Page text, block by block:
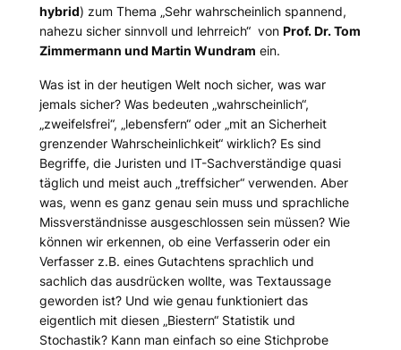
hybrid) zum Thema „Sehr wahrscheinlich spannend,
nahezu sicher sinnvoll und lehrreich“ von Prof. Dr. Tom
Zimmermann und Martin Wundram ein.
Was ist in der heutigen Welt noch sicher, was war
jemals sicher? Was bedeuten „wahrscheinlich“,
„zweifelsfrei“, „lebensfern“ oder „mit an Sicherheit
grenzender Wahrscheinlichkeit“ wirklich? Es sind
Begriffe, die Juristen und IT-Sachverständige quasi
täglich und meist auch „treffsicher“ verwenden. Aber
was, wenn es ganz genau sein muss und sprachliche
Missverständnisse ausgeschlossen sein müssen? Wie
können wir erkennen, ob eine Verfasserin oder ein
Verfasser z.B. eines Gutachtens sprachlich und
sachlich das ausdrücken wollte, was Textaussage
geworden ist? Und wie genau funktioniert das
eigentlich mit diesen „Biestern“ Statistik und
Stochastik? Kann man einfach so eine Stichprobe